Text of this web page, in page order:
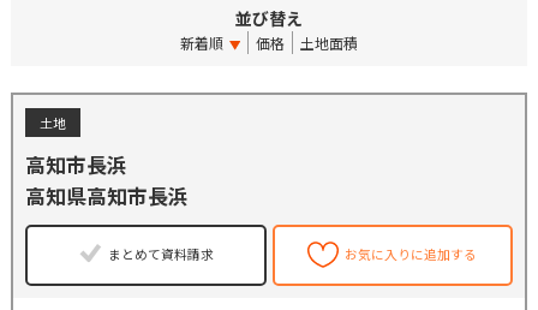
並び替え
新着順 価格 土地面積
土地
高知市長浜
高知県高知市長浜
まとめて資料請求 お気に入りに追加する